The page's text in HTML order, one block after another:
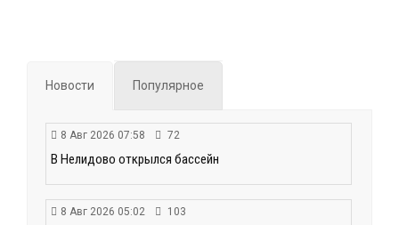
Новости Популярное
8 Авг 2026 07:58 72
В Нелидово открылся бассейн
8 Авг 2026 05:02 103